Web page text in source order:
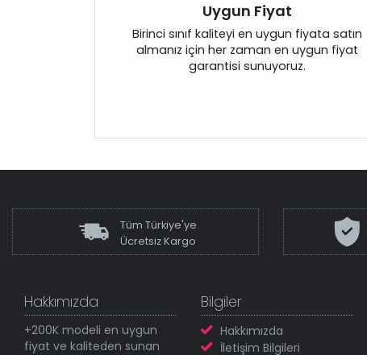
Uygun Fiyat
Birinci sınıf kaliteyi en uygun fiyata satın
almanız için her zaman en uygun fiyat
garantisi sunuyoruz.
Tüm Türkiye'ye
Ücretsiz Kargo
Hakkımızda
+200K modeli en uygun
fiyat ve kaliteden sunan
Bilgiler
Hakkımızda
İletişim Bilgileri